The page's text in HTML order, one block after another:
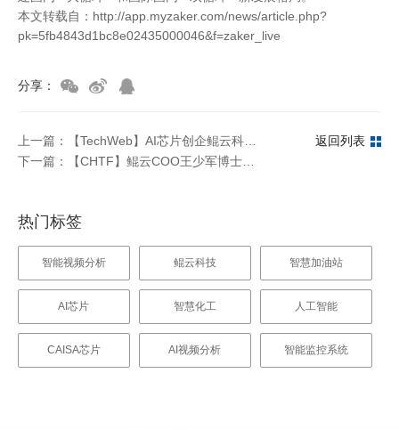
本文转载自：http://app.myzaker.com/news/article.php?
pk=5fb4843d1bc8e02435000046&f=zaker_live
分享：
返回列表
热门标签
智能视频分析 鲲云科技 智慧加油站
AI芯片 智慧化工 人工智能
CAISA芯片 AI视频分析 智能监控系统